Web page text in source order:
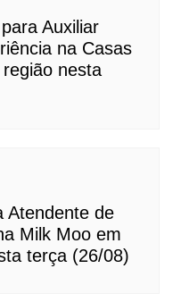
Auxiliar
na Casas
nesta
Atendente de
Milk Moo em
terça (26/08)